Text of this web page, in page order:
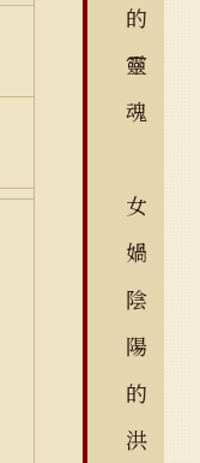
的
靈
魂
女
媧
陰
陽
的
洪